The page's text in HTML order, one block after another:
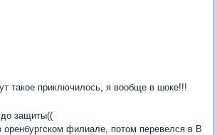
такое приключилось, я вообще в шоке!!!
защиты((
оренбургском филиале, потом перевелся в В